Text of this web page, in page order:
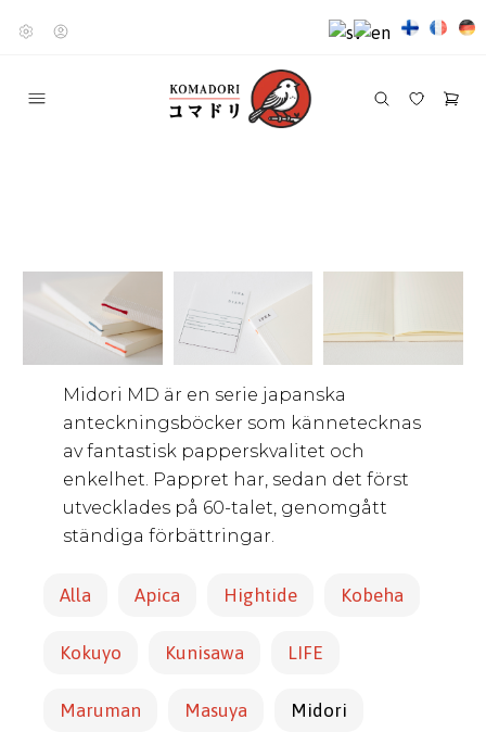
Midori MD är en serie japanska
anteckningsböcker som kännetecknas
av fantastisk papperskvalitet och
enkelhet. Pappret har, sedan det först
utvecklades på 60-talet, genomgått
ständiga förbättringar.
Alla Apica Hightide Kobeha
Kokuyo Kunisawa LIFE
Maruman Masuya Midori